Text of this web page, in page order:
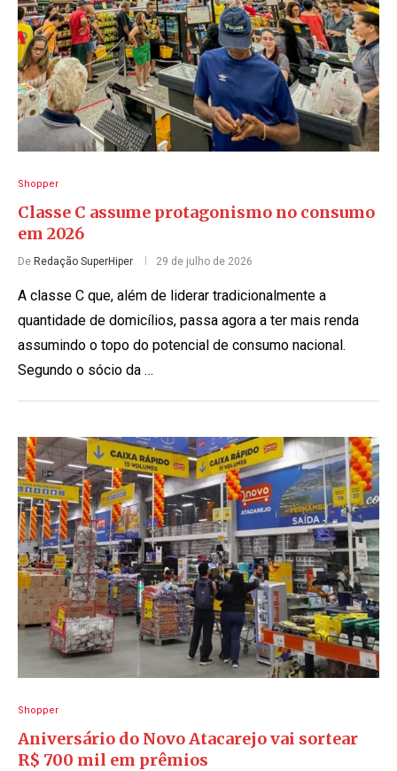
Shopper
Classe C assume protagonismo no consumo
em 2026
De Redação SuperHiper 29 de julho de 2026
A classe C que, além de liderar tradicionalmente a
quantidade de domicílios, passa agora a ter mais renda
assumindo o topo do potencial de consumo nacional.
Segundo o sócio da …
Shopper
Aniversário do Novo Atacarejo vai sortear
R$ 700 mil em prêmios